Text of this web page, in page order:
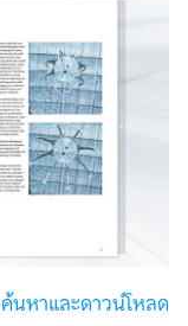
ค้นหาและดาวน์โหลด